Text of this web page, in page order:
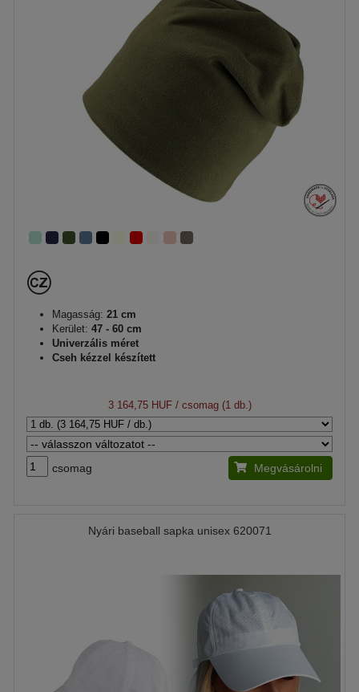
Magasság: 21 cm
Kerület: 47 - 60 cm
Univerzális méret
Cseh kézzel készített
3 164,75 HUF/ csomag (1 db.)
csomag Megvásárolni
Nyári baseball sapka unisex 620071